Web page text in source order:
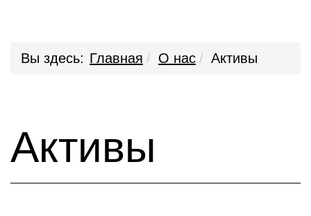
Вы здесь: Главная О нас Активы
Активы